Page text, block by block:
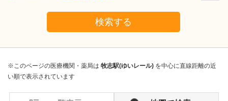
検索する
※このページの医療機関・薬局は 牧志駅(ゆいレール) を中心に直線距離の近
い順で表示されています